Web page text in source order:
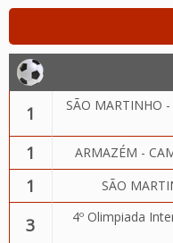
1
SÃO MARTINHO
1 ARMAZÉM -
1 SÃO
3
4º Olimpiada